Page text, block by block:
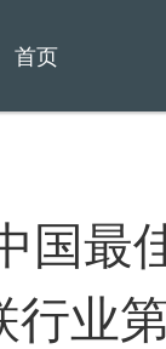
首页
国最
行业